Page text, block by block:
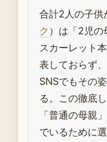
合計2人の子
ク ）は「2児の
スカーレット
表しておらず、
SNSでもその
る。この徹底
「普通の母親」
でいるために